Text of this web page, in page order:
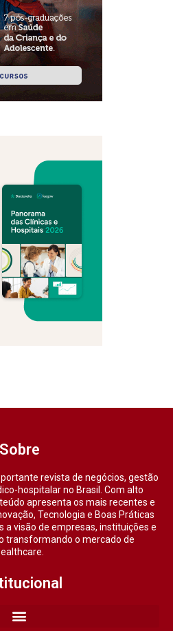
Sobre
revista de negócios, gestão
hospitalar no Brasil. Com alto
apresenta os mais recentes e
Tecnologia e Boas Práticas
a visão de empresas, instituições e
transformando o mercado de